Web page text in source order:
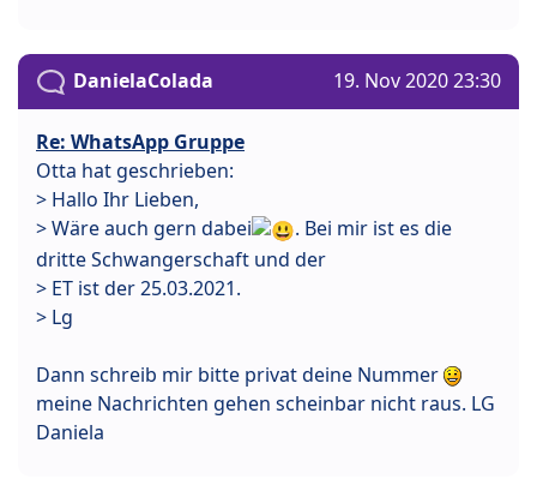
DanielaColada 19. Nov 2020 23:30
Re: WhatsApp Gruppe
Otta hat geschrieben:
> Hallo Ihr Lieben,
> Wäre auch gern dabei
. Bei mir ist es die
dritte Schwangerschaft und der
> ET ist der 25.03.2021.
> Lg
Dann schreib mir bitte privat deine Nummer
meine Nachrichten gehen scheinbar nicht raus. LG
Daniela